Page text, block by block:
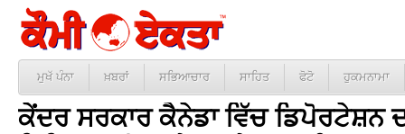
ਮੁਖੱ ਪੰਨਾ ਖ਼ਬਰਾਂ ਸਭਿਆਚਾਰ ਸਾਹਿਤ ਫੋਟੋ ਹੁਕਮਨਾਮਾ
ਕੇਂਦਰ ਸਰਕਾਰ ਕੈਨੇਡਾ ਵਿੱਚ ਡਿਪੋਰਟੇਸ਼ਨ